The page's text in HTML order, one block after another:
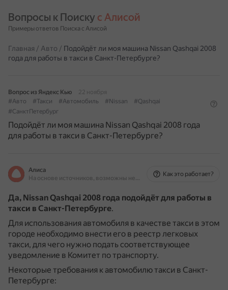
Вопросы к Поиску с Алисой
Примеры ответов Поиска с Алисой
Главная / Авто / Подойдёт ли моя машина Nissan Qashqai 2008
года для работы в такси в Санкт-Петербурге?
Вопрос из Яндекс Кью
22 ноября
#Авто
#Такси #Автомобиль #Nissan
#Qashqai
#СанктПетербург
Подойдёт ли моя машина Nissan Qashqai 2008 года
для работы в такси в Санкт-Петербурге?
Алиса
На основе источников, возможны неточности
Как это работает?
Да, Nissan Qashqai 2008 года подойдёт для работы в
такси в Санкт-Петербурге.
Для использования автомобиля в качестве такси в этом
городе необходимо внести его в реестр легковых
такси, для чего нужно подать соответствующее
уведомление в Комитет по транспорту.
Некоторые требования к автомобилю такси в Санкт-
Петербурге: